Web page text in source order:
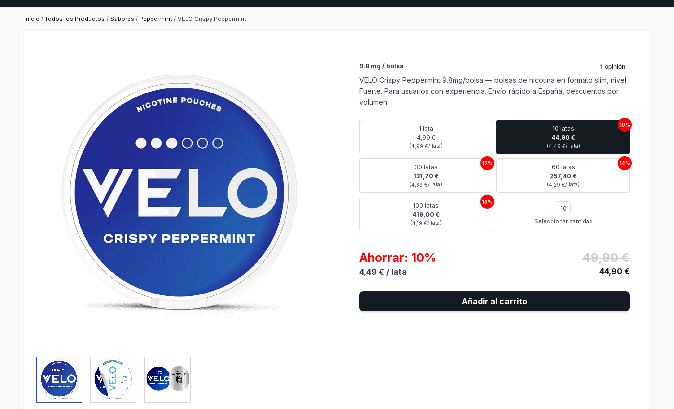
Inicio / Todos los Productos / Sabores / Peppermint / VELO Crispy Peppermint
View larger imageView larger image
9.8 mg / bolsa
VELO Crispy Peppermint 9.8mg/bolsa — bolsas de nicotina en formato slim, nivel
Fuerte. Para usuarios con experiencia. Envío rápido a España, descuentos por
volumen.
Ahorrar: 10% 49,90 €
4,49 € / lata 44,90 €
Añadir al carrito
1 lata
4,99 €
(4,99 €/ lata)
10 latas
44,90 €
(4,49 €/ lata)
10%
30 latas
131,70 €
(4,39 €/ lata)
12%
60 latas
257,40 €
(4,29 €/ lata)
14%
100 latas
419,00 €
(4,19 €/ lata)
16%
Seleccionar cantidad